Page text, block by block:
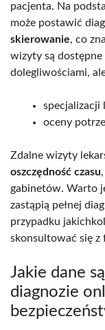
pacjenta. Na
może postawić
skierowanie, co
wizyty są
dolegliwościami,
specjalizacji
oceny
Zdalne wizyty
oszczędność czasu
gabinetów. Warto
zastąpią pełnej
przypadku
skonsultować się z
Jakie dane
diagnozie